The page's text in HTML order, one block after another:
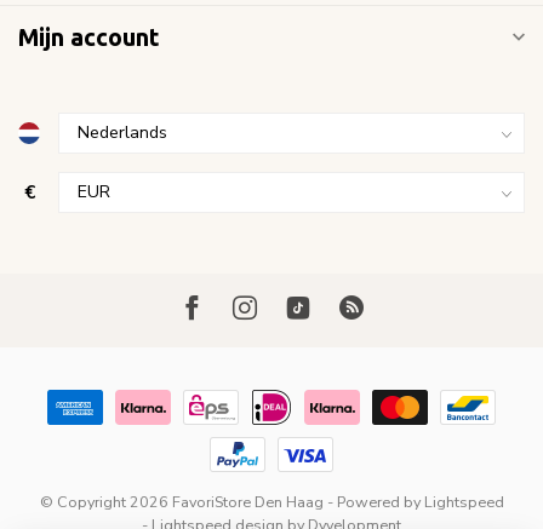
Mijn account
€
© Copyright 2026 FavoriStore Den Haag - Powered by Lightspeed
- Lightspeed design by Dyvelopment